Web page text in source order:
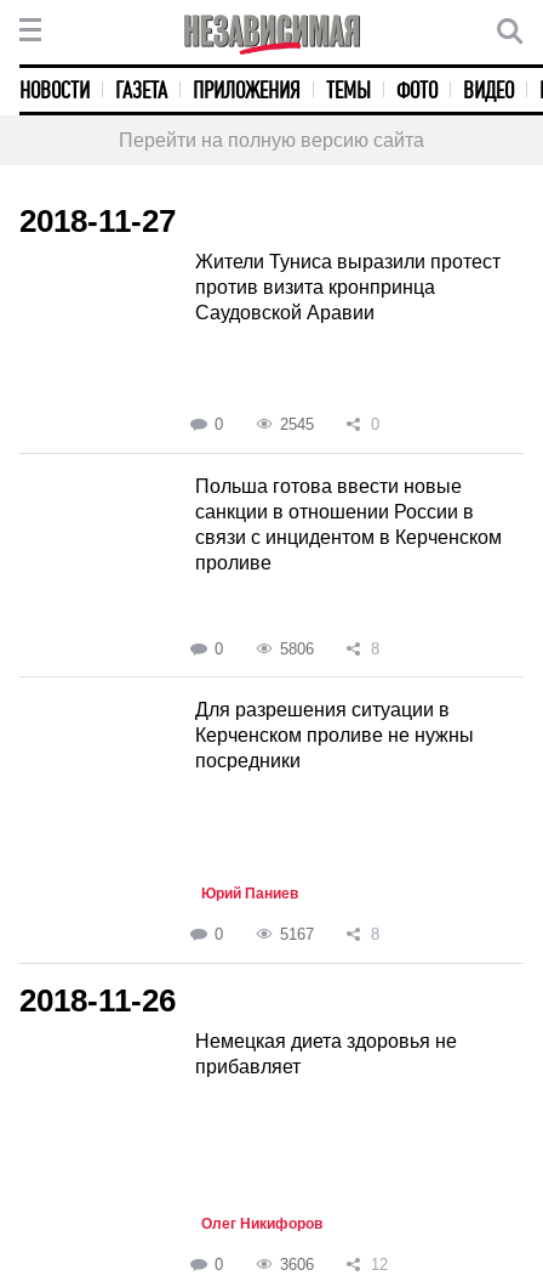
НОВОСТИ ГАЗЕТА ПРИЛОЖЕНИЯ ТЕМЫ ФОТО ВИДЕО
Перейти на полную версию сайта
2018-11-27
Жители Туниса выразили протест
против визита кронпринца
Саудовской Аравии
0 2545 0
Польша готова ввести новые
санкции в отношении России в
связи с инцидентом в Керченском
проливе
0 5806 8
Для разрешения ситуации в
Керченском проливе не нужны
посредники
Юрий Паниев
0 5167 8
2018-11-26
Немецкая диета здоровья не
прибавляет
Олег Никифоров
0 3606 12